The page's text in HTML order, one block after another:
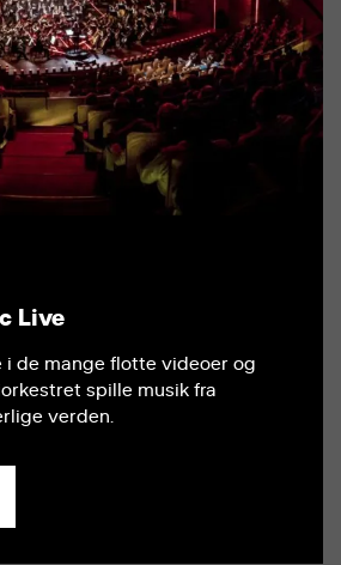
Live
i de mange flotte videoer og
spille musik fra
verden.